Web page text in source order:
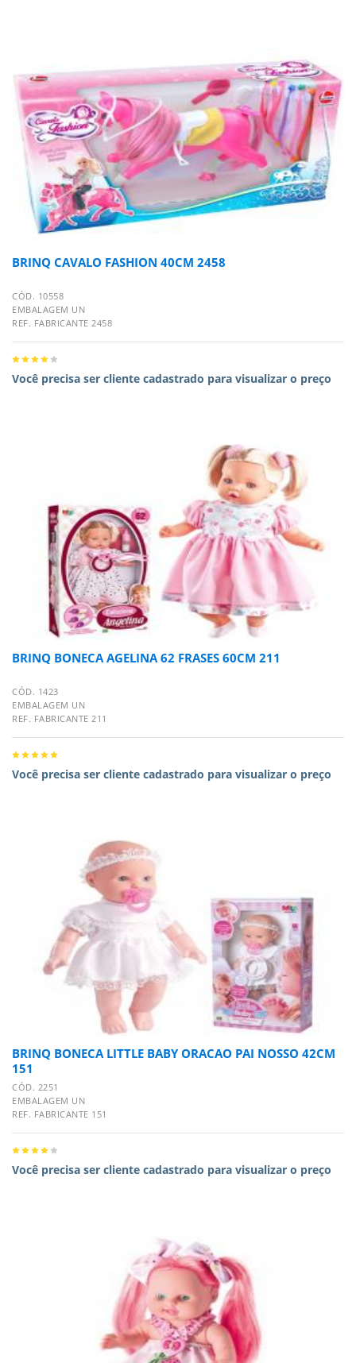
BRINQ CAVALO FASHION 40CM 2458
CÓD. 10558
EMBALAGEM UN
REF. FABRICANTE 2458
Você precisa ser cliente cadastrado para visualizar o preço
BRINQ BONECA AGELINA 62 FRASES 60CM 211
CÓD. 1423
EMBALAGEM UN
REF. FABRICANTE 211
Você precisa ser cliente cadastrado para visualizar o preço
BRINQ BONECA LITTLE BABY ORACAO PAI NOSSO 42CM
151
CÓD. 2251
EMBALAGEM UN
REF. FABRICANTE 151
Você precisa ser cliente cadastrado para visualizar o preço